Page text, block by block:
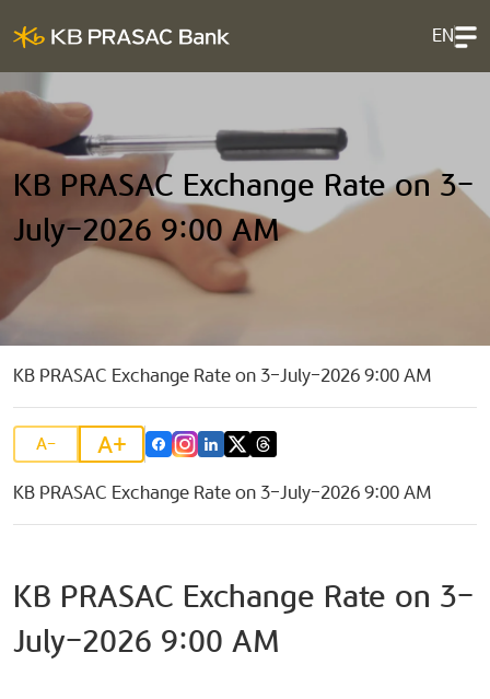
EN
KB PRASAC Exchange Rate on 3-
July-2026 9:00 AM
KB PRASAC Exchange Rate on 3-July-2026 9:00 AM
A- A+
KB PRASAC Exchange Rate on 3-July-2026 9:00 AM
KB PRASAC Exchange Rate on 3-
July-2026 9:00 AM